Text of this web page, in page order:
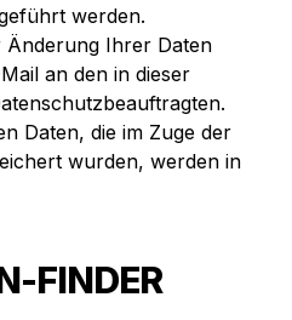
werden.
Ihrer Daten
an den in dieser
Daten, die im Zuge der
wurden, werden in
FINDER